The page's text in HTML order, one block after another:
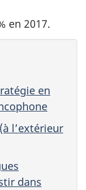
en 2017.
en
l’extérieur
dans